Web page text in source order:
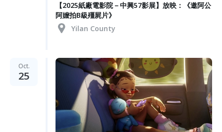
【2025紙廠電影院－中興57影展】放映：《邀阿公
阿嬤拍B級殭屍片》
Yilan County
Oct.
25